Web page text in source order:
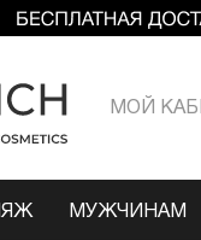
МОЙ
МУЖЧИНАМ